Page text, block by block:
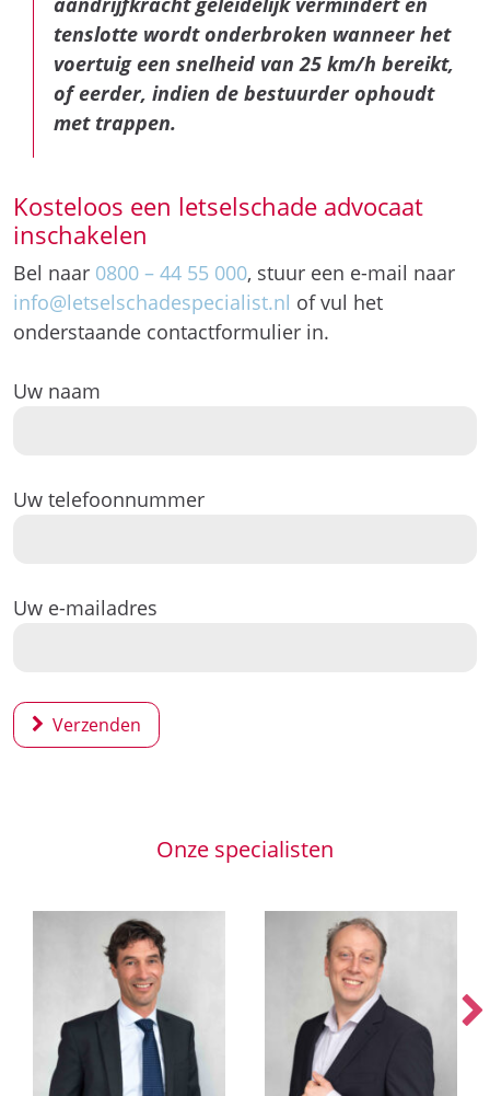
tenslotte wordt onderbroken wanneer het
voertuig een snelheid van 25 km/h bereikt,
of eerder, indien de bestuurder ophoudt
met trappen.
Kosteloos een letselschade advocaat
inschakelen
Bel naar 0800 – 44 55 000, stuur een e-mail naar
info@letselschadespecialist.nl of vul het
onderstaande contactformulier in.
Uw naam
Uw telefoonnummer
Uw e-mailadres
Verzenden
Onze specialisten